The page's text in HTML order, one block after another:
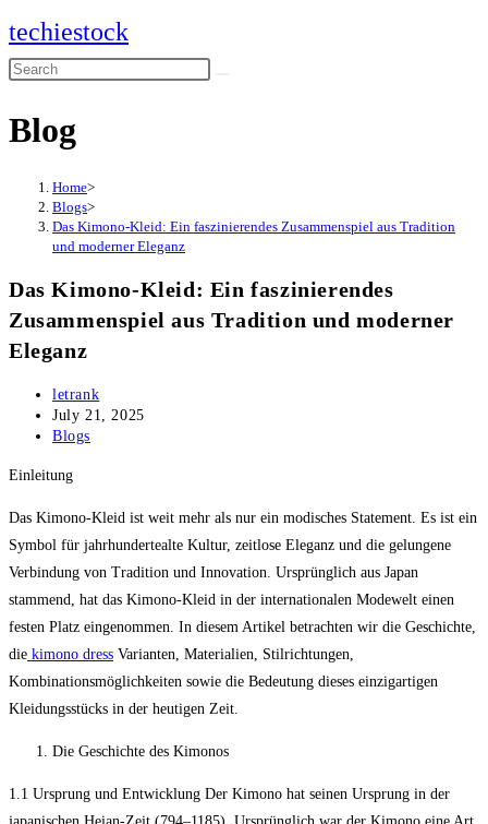
Skip
to
content
techiestock
Search
website
Blog
Home>
Blogs>
Das Kimono-Kleid: Ein faszinierendes Zusammenspiel aus Tradition
und moderner Eleganz
Das Kimono-Kleid: Ein faszinierendes
Zusammenspiel aus Tradition und moderner
Eleganz
Post
author:
letrank
Post
published:
July 21, 2025
Post
Blogs
Einleitung
Das Kimono-Kleid ist weit mehr als nur ein modisches Statement. Es ist ein
Symbol für jahrhundertealte Kultur, zeitlose Eleganz und die gelungene
Verbindung von Tradition und Innovation. Ursprünglich aus Japan
stammend, hat das Kimono-Kleid in der internationalen Modewelt einen
festen Platz eingenommen. In diesem Artikel betrachten wir die Geschichte,
die kimono dress Varianten, Materialien, Stilrichtungen,
Kombinationsmöglichkeiten sowie die Bedeutung dieses einzigartigen
Kleidungsstücks in der heutigen Zeit.
Die Geschichte des Kimonos
1.1 Ursprung und Entwicklung Der Kimono hat seinen Ursprung in der